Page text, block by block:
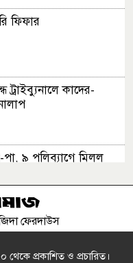
ফিফার
ট্রাইব্যুনালে কাদের-
৯ পলিব্যাগে মিলল
দুটি মনোনয়ন ফরম
ফেরদাউস
প্রকাশিত ও প্রচারিত।